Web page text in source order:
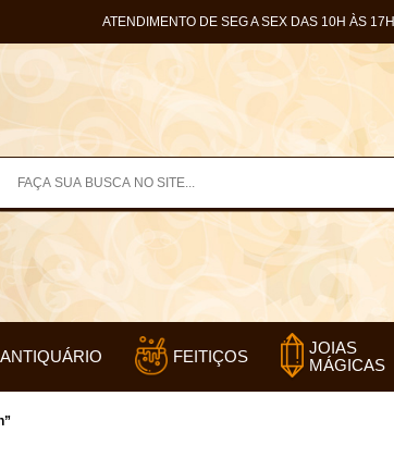
ATENDIMENTO DE SEG A SEX DAS 10H ÀS 17H
ANTIQUÁRIO FEITIÇOS
JOIAS
MÁGICAS